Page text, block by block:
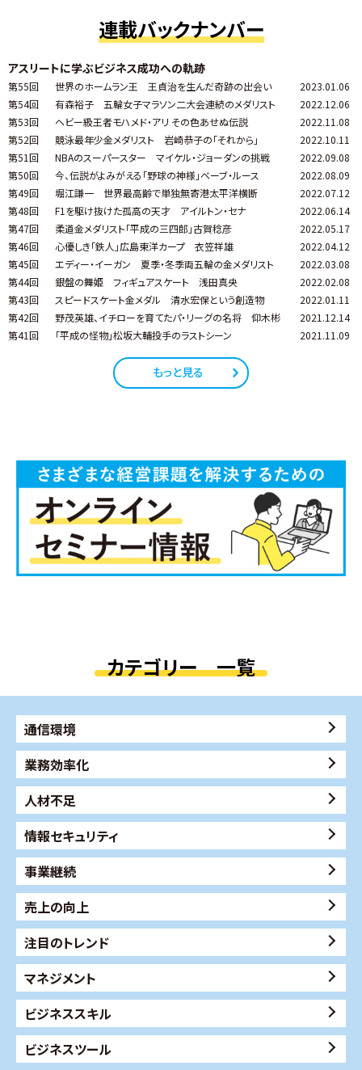
連載バックナンバー
アスリートに学ぶビジネス成功への軌跡
第55回 世界のホームラン王 王貞治を生んだ奇跡の出会い
2023.01.06
第54回
有森裕子 五輪女子マラソン二大会連続のメダリスト
2022.12.06
第53回
ヘビー級王者モハメド・アリ その色あせぬ伝説
2022.11.08
第52回
競泳最年少金メダリスト 岩崎恭子の「それから」
2022.10.11
第51回
NBAのスーパースター マイケル・ジョーダンの挑戦
2022.09.08
第50回
今、伝説がよみがえる「野球の神様」ベーブ・ルース
2022.08.09
第49回
堀江謙一 世界最高齢で単独無寄港太平洋横断
2022.07.12
第48回
F1を駆け抜けた孤高の天才 アイルトン・セナ
2022.06.14
第47回
柔道金メダリスト「平成の三四郎」古賀稔彦
2022.05.17
第46回
心優しき「鉄人」広島東洋カープ 衣笠祥雄
2022.04.12
第45回
エディー・イーガン 夏季・冬季両五輪の金メダリスト
2022.03.08
第44回
銀盤の舞姫 フィギュアスケート 浅田真央
2022.02.08
第43回
スピードスケート金メダル 清水宏保という創造物
2022.01.11
第42回
野茂英雄、イチローを育てたパ・リーグの名将 仰木彬
2021.12.14
第41回
「平成の怪物」松坂大輔投手のラストシーン 2021.11.09
もっと見る
カテゴリー 一覧
通信環境
業務効率化
人材不足
情報セキュリティ
事業継続
売上の向上
注目のトレンド
マネジメント
ビジネススキル
ビジネスツール